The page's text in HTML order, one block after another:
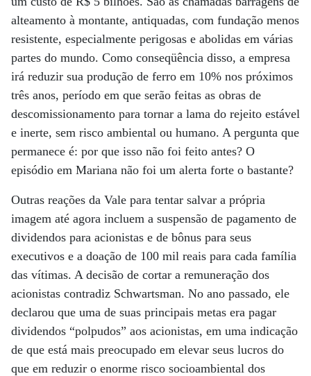
alteamento à montante, antiquadas, com fundação menos
resistente, especialmente perigosas e abolidas em várias
partes do mundo. Como conseqüência disso, a empresa
irá reduzir sua produção de ferro em 10% nos próximos
três anos, período em que serão feitas as obras de
descomissionamento para tornar a lama do rejeito estável
e inerte, sem risco ambiental ou humano. A pergunta que
permanece é: por que isso não foi feito antes? O
episódio em Mariana não foi um alerta forte o bastante?
Outras reações da Vale para tentar salvar a própria
imagem até agora incluem a suspensão de pagamento de
dividendos para acionistas e de bônus para seus
executivos e a doação de 100 mil reais para cada família
das vítimas. A decisão de cortar a remuneração dos
acionistas contradiz Schwartsman. No ano passado, ele
declarou que uma de suas principais metas era pagar
dividendos “polpudos” aos acionistas, em uma indicação
de que está mais preocupado em elevar seus lucros do
que em reduzir o enorme risco socioambiental dos